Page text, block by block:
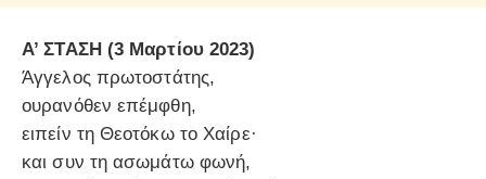
Α’ ΣΤΑΣΗ (3 Μαρτίου 2023)
Άγγελος πρωτοστάτης,
ουρανόθεν επέμφθη,
ειπείν τη Θεοτόκω το Χαίρε·
και συν τη ασωμάτω φωνή,